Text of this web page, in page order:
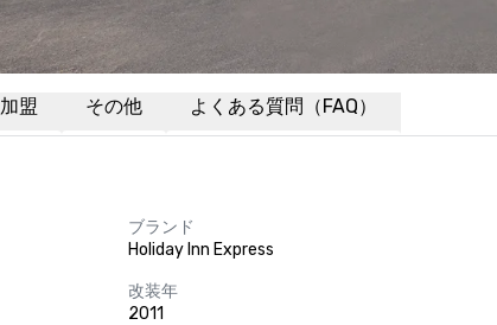
加盟 その他 よくある質問（FAQ）
ブランド
Holiday Inn Express
改装年
2011